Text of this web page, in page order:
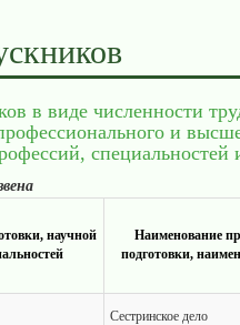
в виде численности
и
специальностей
научной
Наименование
подготовки,
Сестринское дело